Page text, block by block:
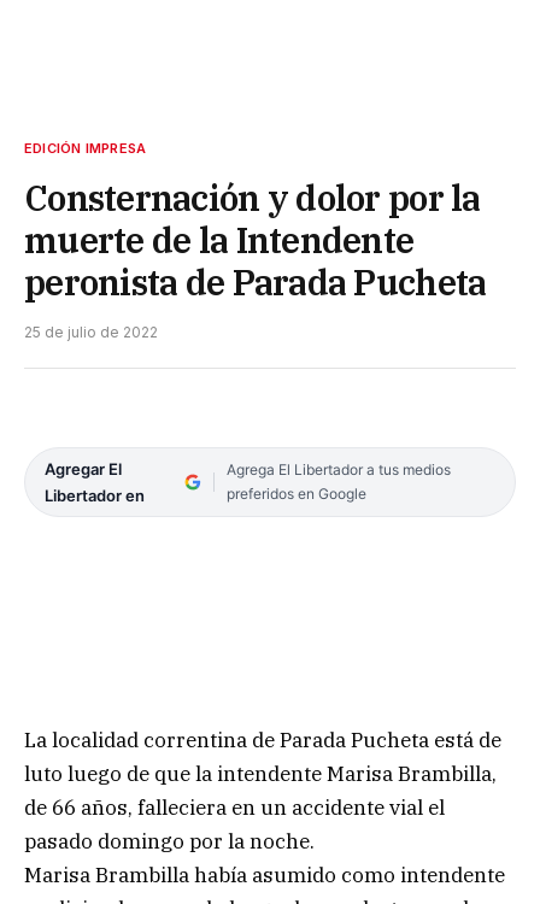
EDICIÓN IMPRESA
Consternación y dolor por la
muerte de la Intendente
peronista de Parada Pucheta
25 de julio de 2022
Agregar El
Libertador en
Agrega El Libertador a tus medios
preferidos en Google
La localidad correntina de Parada Pucheta está de
luto luego de que la intendente Marisa Brambilla,
de 66 años, falleciera en un accidente vial el
pasado domingo por la noche.
Marisa Brambilla había asumido como intendente